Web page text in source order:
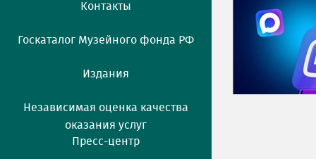
Контакты
Госкаталог Музейного фонда РФ
Издания
Независимая оценка качества
оказания услуг
Пресс-центр